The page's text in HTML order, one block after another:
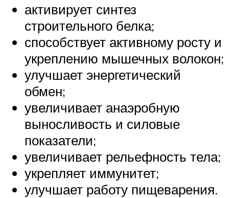
активирует синтез
строительного белка;
способствует активному росту и
укреплению мышечных волокон;
улучшает энергетический
обмен;
увеличивает анаэробную
выносливость и силовые
показатели;
увеличивает рельефность тела;
укрепляет иммунитет;
улучшает работу пищеварения.